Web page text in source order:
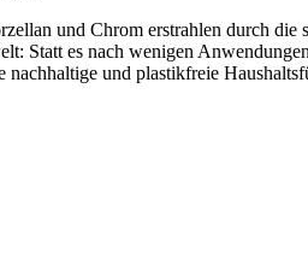
und Chrom erstrahlen durch
Statt es nach wenigen
und plastikfreie